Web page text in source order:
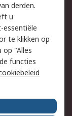
derden.
u
essentiële
te klikken op
op "Alles
functies